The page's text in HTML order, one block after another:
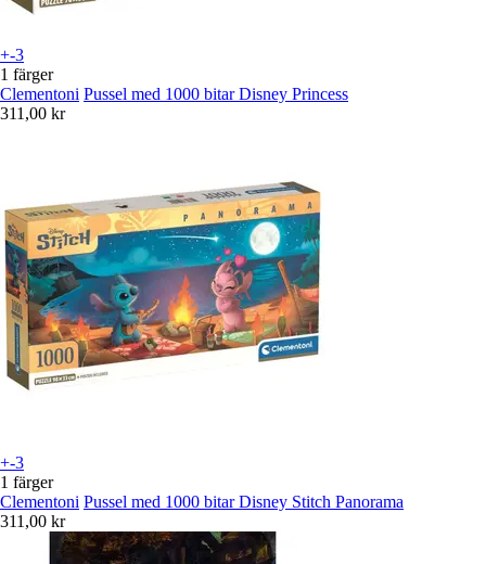
+-3
1 färger
Clementoni Pussel med 1000 bitar Disney Princess
311,00 kr
+-3
1 färger
Clementoni Pussel med 1000 bitar Disney Stitch Panorama
311,00 kr